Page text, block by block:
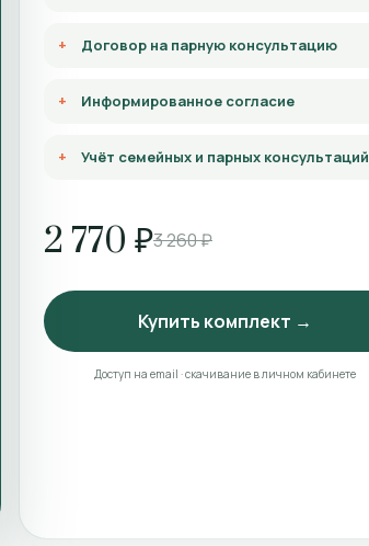
Договор на парную консультацию
Информированное согласие
Учёт семейных и парных консультаций
2 770 ₽3 260 ₽
Купить комплект →
Доступ на email · скачивание в личном кабинете